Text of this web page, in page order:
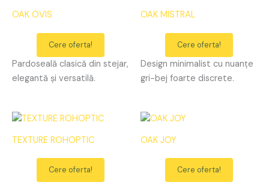
OAK OVIS
Cere oferta!
Pardoseală clasică din stejar,
elegantă și versatilă.
OAK MISTRAL
Cere oferta!
Design minimalist cu nuanțe
gri-bej foarte discrete.
TEXTURE ROHOPTIC
Cere oferta!
OAK JOY
Cere oferta!